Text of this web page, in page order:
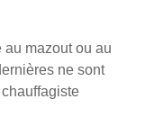
au mazout ou au
ne sont